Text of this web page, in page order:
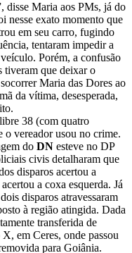
disse Maria aos PMs, já do
nesse exato momento que
em seu carro, fugindo
tentaram impedir a
Porém, a confusão
tiveram que deixar o
Maria das Dores ao
da vítima, desesperada,
38 (com quatro
o vereador usou no crime.
do DN esteve no DP
civis detalharam que
disparos acertou a
a coxa esquerda. Já
disparos atravessaram
à região atingida. Dada
transferida de
em Ceres, onde passou
para Goiânia.